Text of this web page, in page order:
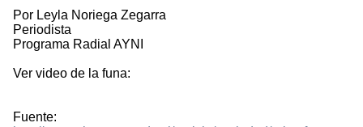
Por Leyla Noriega Zegarra
Periodista
Programa Radial AYNI
Ver video de la funa:
Fuente: